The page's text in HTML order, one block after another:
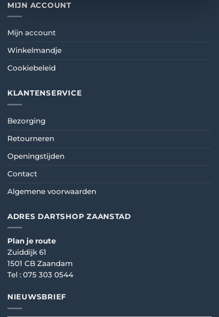
MIJN ACCOUNT
Mijn account
Winkelmandje
Cookiebeleid
KLANTENSERVICE
Bezorging
Retourneren
Openingstijden
Contact
Algemene voorwaarden
ADRES DARTSHOP ZAANSTAD
Plan je route
Zuiddijk 61
1501 CB Zaandam
Tel : 075 303 0544
NIEUWSBRIEF